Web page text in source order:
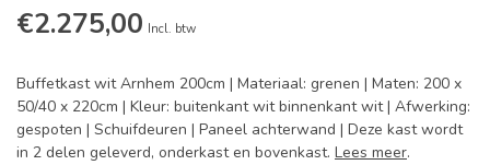
€2.275,00 Incl. btw
Buffetkast wit Arnhem 200cm | Materiaal: grenen | Maten: 200 x
50/40 x 220cm | Kleur: buitenkant wit binnenkant wit | Afwerking:
gespoten | Schuifdeuren | Paneel achterwand | Deze kast wordt
in 2 delen geleverd, onderkast en bovenkast. Lees meer.